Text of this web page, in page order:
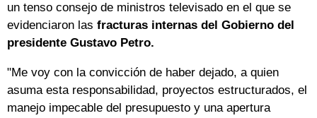
un tenso consejo de ministros televisado en el que se
evidenciaron las fracturas internas del Gobierno del
presidente Gustavo Petro.
"Me voy con la convicción de haber dejado, a quien
asuma esta responsabilidad, proyectos estructurados, el
manejo impecable del presupuesto y una apertura